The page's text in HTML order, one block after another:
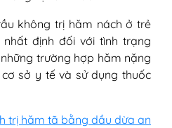
không trị hăm nách ở trẻ
định đối với tình trạng
trường hợp hăm nặng
sở y tế và sử dụng thuốc
trị hăm tã bằng dầu dừa an